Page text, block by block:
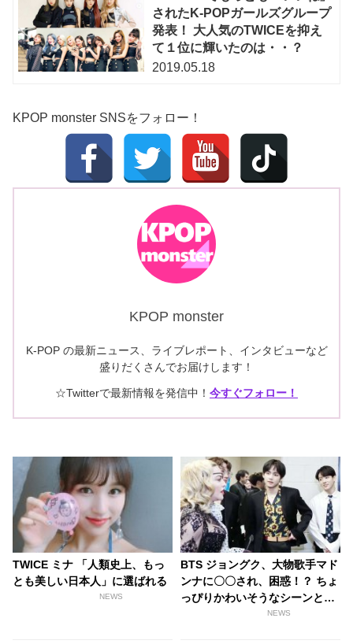
されたK-POPガールズグループ
発表！ 大人気のTWICEを抑え
て１位に輝いたのは・・？
2019.05.18
KPOP monster SNSをフォロー！
KPOP monster
K-POP の最新ニュース、ライブレポート、インタビューなど
盛りだくさんでお届けします！
☆Twitterで最新情報を発信中！ 今すぐフォロー！
TWICE ミナ 「人類史上、もっ
とも美しい日本人」に選ばれる
NEWS
BTS ジョングク、大物歌手マド
ンナに〇〇され、困惑！？ ちょ
っぴりかわいそうなシーンと
NEWS